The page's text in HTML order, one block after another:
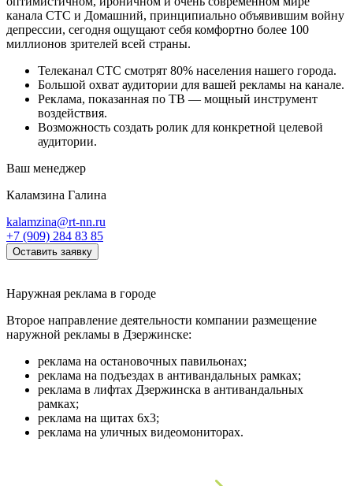
канала СТС и Домашний, принципиально объявившим войну
депрессии, сегодня ощущают себя комфортно более 100
миллионов зрителей всей страны.
Телеканал СТС смотрят 80% населения нашего города.
Большой охват аудитории для вашей рекламы на канале.
Реклама, показанная по ТВ — мощный инструмент
воздействия.
Возможность создать ролик для конкретной целевой
аудитории.
Ваш менеджер
Каламзина Галина
kalamzina@rt-nn.ru
+7 (909) 284 83 85
Оставить заявку
Наружная реклама в городе
Второе направление деятельности компании размещение
наружной рекламы в Дзержинске:
реклама на остановочных павильонах;
реклама на подъездах в антивандальных рамках;
реклама в лифтах Дзержинска в антивандальных
рамках;
реклама на щитах 6х3;
реклама на уличных видеомониторах.